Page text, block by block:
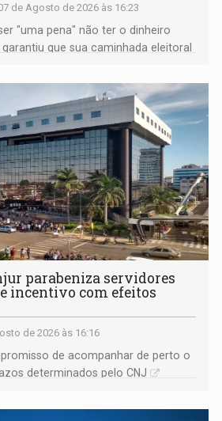
de Agosto de 2026 às 16:23
"uma pena" não ter o dinheiro
que sua caminhada eleitoral
parabeniza servidores
incentivo com efeitos
de 2026 às 16:16
de acompanhar de perto o
determinados pelo CNJ